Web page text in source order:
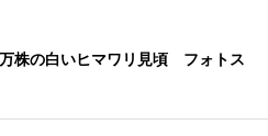
株の白いヒマワリ見頃 フォトス